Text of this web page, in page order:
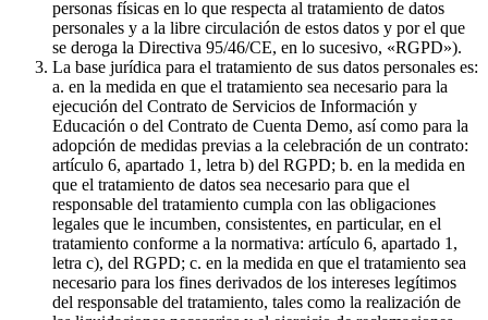
personas físicas en lo que respecta al tratamiento de datos
personales y a la libre circulación de estos datos y por el que
se deroga la Directiva 95/46/CE, en lo sucesivo, «RGPD»).
La base jurídica para el tratamiento de sus datos personales es:
a. en la medida en que el tratamiento sea necesario para la
ejecución del Contrato de Servicios de Información y
Educación o del Contrato de Cuenta Demo, así como para la
adopción de medidas previas a la celebración de un contrato:
artículo 6, apartado 1, letra b) del RGPD; b. en la medida en
que el tratamiento de datos sea necesario para que el
responsable del tratamiento cumpla con las obligaciones
legales que le incumben, consistentes, en particular, en el
tratamiento conforme a la normativa: artículo 6, apartado 1,
letra c), del RGPD; c. en la medida en que el tratamiento sea
necesario para los fines derivados de los intereses legítimos
del responsable del tratamiento, tales como la realización de